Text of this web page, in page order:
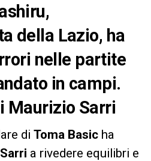
della Lazio, ha
nelle partite
in campi.
Maurizio Sarri
di Toma Basicha
a rivedere equilibri e